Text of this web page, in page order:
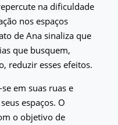
na dificuldade
nos espaços
de Ana sinaliza que
que busquem,
reduzir esses efeitos.
em suas ruas e
espaços. O
o objetivo de